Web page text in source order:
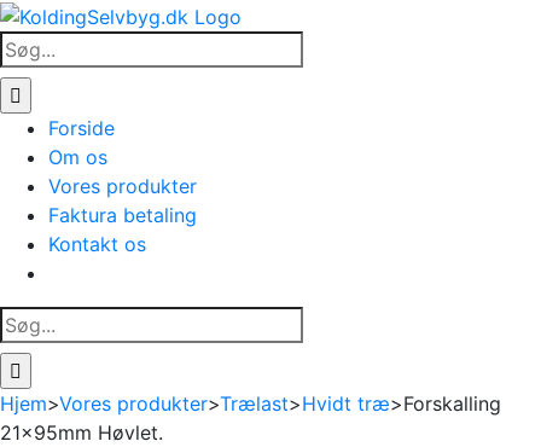
Skip
to
content
Søg
efter:
Forside
Om os
Vores produkter
Faktura betaling
Kontakt os
Søg
efter:
Hjem>Vores produkter>Trælast>Hvidt træ>Forskalling
21x95mm Høvlet.